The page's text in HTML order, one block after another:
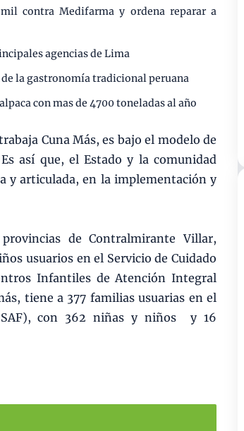
contra Medifarma y ordena reparar a
agencias de Lima
la gastronomía tradicional peruana
con mas de 4700 toneladas al año
Cuna Más, es bajo el modelo de
así que, el Estado y la comunidad
y articulada, en la implementación y
de Contralmirante Villar,
usuarios en el Servicio de Cuidado
Infantiles de Atención Integral
tiene a 377 familias usuarias en el
con 362 niñas y niños y 16